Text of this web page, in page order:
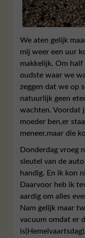
We aten gelijk
mij weer een uur
makkelijk. Om
oudste waar we
zeggen dat we op
natuurlijk geen
wachten. Voordat
moeder ben,er
meneer,maar die
Donderdag vroeg
sleutel van de
handig. En ik kon
Daarvoor heb ik
aardig om alles
Nam gelijk maar
vacuum omdat er